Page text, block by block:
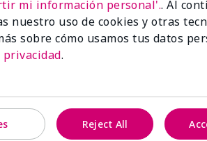
Skinvigorate™ Duo Facial
especial†
$95.00
mi información personal'.. Al
nuestro uso de cookies y otras
sobre cómo usamos tus datos
privacidad.
Reject All